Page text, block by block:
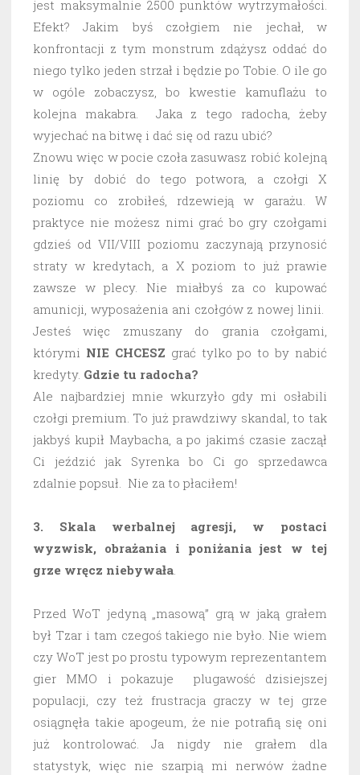
jest maksymalnie 2500 punktów wytrzymałości.
Efekt? Jakim byś czołgiem nie jechał, w
konfrontacji z tym monstrum zdążysz oddać do
niego tylko jeden strzał i będzie po Tobie. O ile go
w ogóle zobaczysz, bo kwestie kamuflażu to
kolejna makabra. Jaka z tego radocha, żeby
wyjechać na bitwę i dać się od razu ubić?
Znowu więc w pocie czoła zasuwasz robić kolejną
linię by dobić do tego potwora, a czołgi X
poziomu co zrobiłeś, rdzewieją w garażu. W
praktyce nie możesz nimi grać bo gry czołgami
gdzieś od VII/VIII poziomu zaczynają przynosić
straty w kredytach, a X poziom to już prawie
zawsze w plecy. Nie miałbyś za co kupować
amunicji, wyposażenia ani czołgów z nowej linii.
Jesteś więc zmuszany do grania czołgami,
którymi NIE CHCESZ grać tylko po to by nabić
kredyty. Gdzie tu radocha?
Ale najbardziej mnie wkurzyło gdy mi osłabili
czołgi premium. To już prawdziwy skandal, to tak
jakbyś kupił Maybacha, a po jakimś czasie zaczął
Ci jeździć jak Syrenka bo Ci go sprzedawca
zdalnie popsuł. Nie za to płaciłem!
3. Skala werbalnej agresji, w postaci
wyzwisk, obrażania i poniżania jest w tej
grze wręcz niebywała.
Przed WoT jedyną „masową” grą w jaką grałem
był Tzar i tam czegoś takiego nie było. Nie wiem
czy WoT jest po prostu typowym reprezentantem
gier MMO i pokazuje plugawość dzisiejszej
populacji, czy też frustracja graczy w tej grze
osiągnęła takie apogeum, że nie potrafią się oni
już kontrolować. Ja nigdy nie grałem dla
statystyk, więc nie szarpią mi nerwów żadne